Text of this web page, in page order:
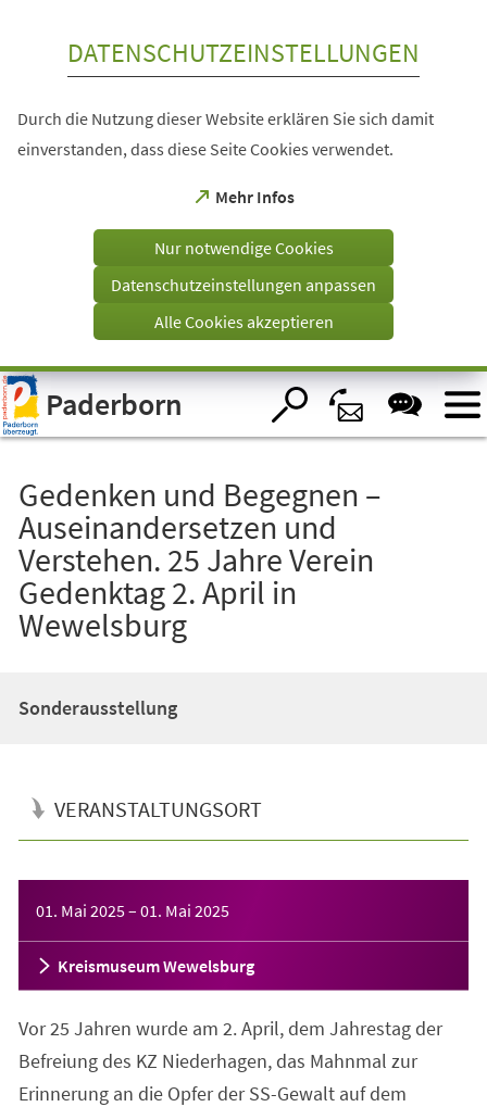
Visuelle
Assistenzsoftware
öffnen.
DATENSCHUTZEINSTELLUNGEN
Durch die Nutzung dieser Website erklären Sie sich damit
einverstanden, dass diese Seite Cookies verwendet.
Mehr Infos
(Öffnet
einem
Tab)
Nur notwendige Cookies
Datenschutzeinstellungen anpassen
Alle Cookies akzeptieren
Paderborn
Gedenken und Begegnen –
Auseinandersetzen und
Verstehen. 25 Jahre Verein
Gedenktag 2. April in
Wewelsburg
Sonderausstellung
VERANSTALTUNGSORT
01. Mai 2025– 01. Mai 2025
Kreismuseum Wewelsburg
Vor 25 Jahren wurde am 2. April, dem Jahrestag der
Befreiung des KZ Niederhagen, das Mahnmal zur
Erinnerung an die Opfer der SS-Gewalt auf dem